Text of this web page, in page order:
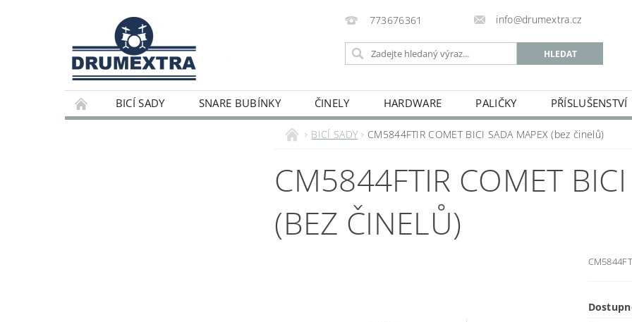
773676361 info@drumextra.cz
BICÍ SADY SNARE BUBÍNKY ČINELY HARDWARE PALIČKY PŘÍSLUŠENSTVÍ
BICÍ SADY CM5844FTIR COMET BICI SADA MAPEX (bez činelů)
CM5844FTIR COMET
(BEZ ČINELŮ)